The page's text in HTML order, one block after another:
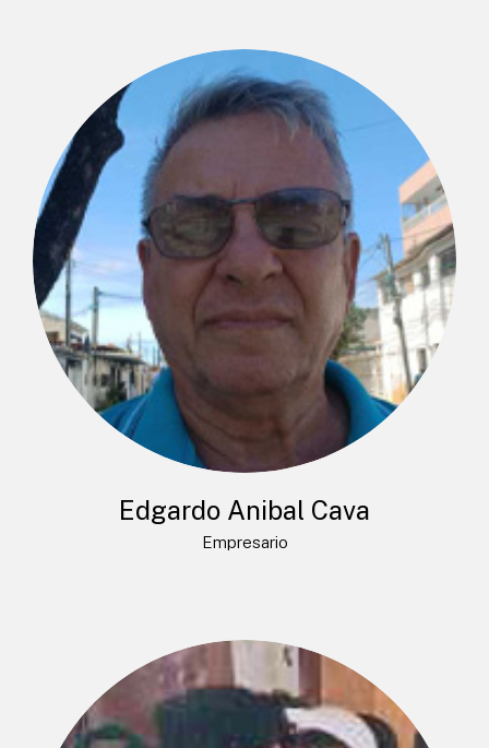
Edgardo Anibal Cava
Empresario